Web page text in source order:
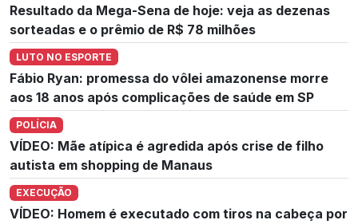
Resultado da Mega-Sena de hoje: veja as dezenas
sorteadas e o prêmio de R$ 78 milhões
LUTO NO ESPORTE
Fábio Ryan: promessa do vôlei amazonense morre
aos 18 anos após complicações de saúde em SP
POLÍCIA
VÍDEO: Mãe atípica é agredida após crise de filho
autista em shopping de Manaus
EXECUÇÃO
VÍDEO: Homem é executado com tiros na cabeça por